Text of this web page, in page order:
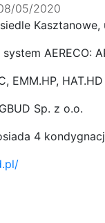
05/2020
Kasztanowe,
AERECO:
EMM.HP, HAT.HD
Sp. z o.o.
4